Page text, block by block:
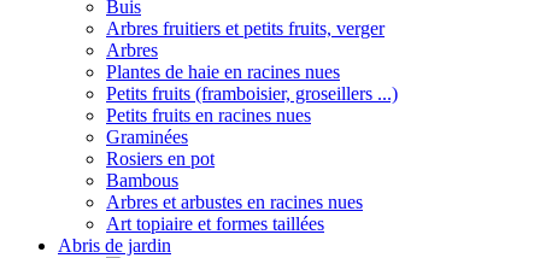
Buis
Arbres fruitiers et petits fruits, verger
Arbres
Plantes de haie en racines nues
Petits fruits (framboisier, groseillers ...)
Petits fruits en racines nues
Graminées
Rosiers en pot
Bambous
Arbres et arbustes en racines nues
Art topiaire et formes taillées
Abris de jardin